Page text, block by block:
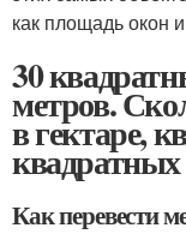
как площадь окон
30
метров.
в гектаре,
квадратных
Как перевести